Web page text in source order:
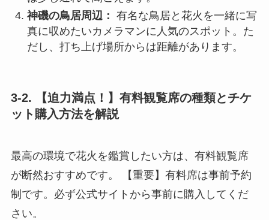
神磯の鳥居周辺： 有名な鳥居と花火を一緒に写
真に収めたいカメラマンに人気のスポット。た
だし、打ち上げ場所からは距離があります。
3-2. 【迫力満点！】有料観覧席の種類とチケ
ット購入方法を解説
最高の環境で花火を鑑賞したい方は、有料観覧席
が断然おすすめです。 【重要】有料席は事前予約
制です。必ず公式サイトから事前に購入してくだ
さい。